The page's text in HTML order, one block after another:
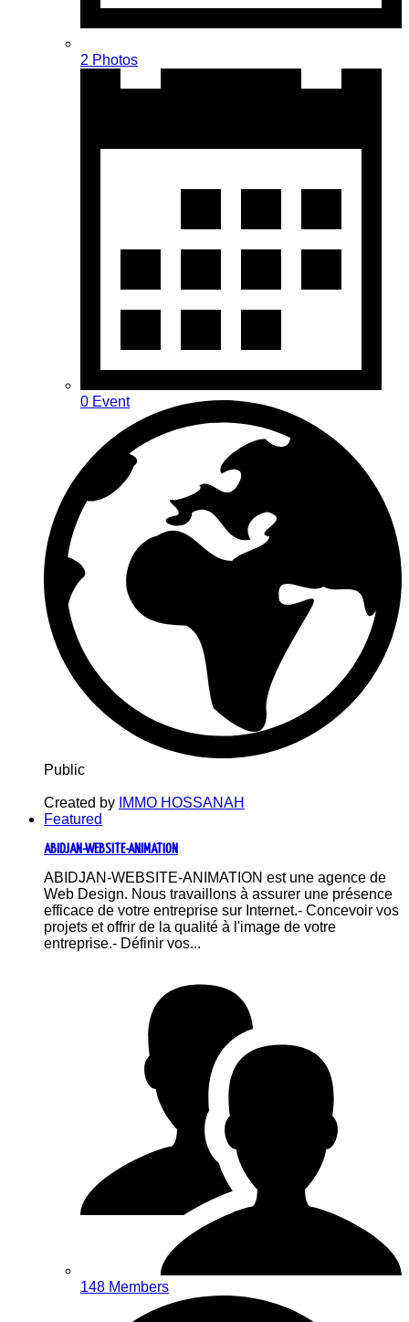
2 Photos
0 Event
Public
Created by IMMO HOSSANAH
Featured
ABIDJAN-WEBSITE-ANIMATION
ABIDJAN-WEBSITE-ANIMATION est une agence de
Web Design. Nous travaillons à assurer une présence
efficace de votre entreprise sur Internet.- Concevoir vos
projets et offrir de la qualité à l'image de votre
entreprise.- Définir vos...
148 Members